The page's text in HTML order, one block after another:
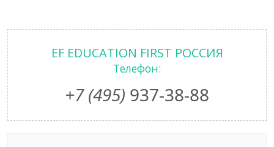
EF EDUCATION FIRST РОССИЯ
Телефон:
+7 (495) 937-38-88